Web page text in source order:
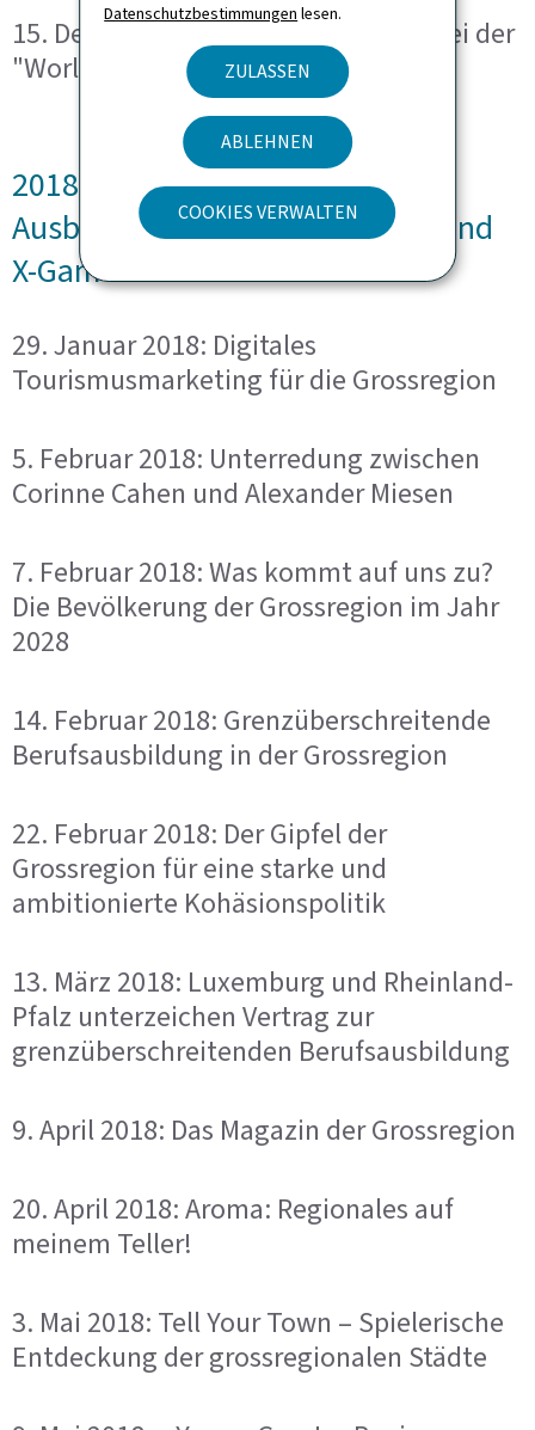
Datenschutzbestimmungen lesen.
ZULASSEN
ABLEHNEN
COOKIES VERWALTEN
15. Dezember 2017: Corinne Cahen bei der
"WorldEfficiency" in Paris
2018: Grenzüberschreitende
Ausbildung, Jugendparlament und
X-Games
29. Januar 2018: Digitales
Tourismusmarketing für die Grossregion
5. Februar 2018: Unterredung zwischen
Corinne Cahen und Alexander Miesen
7. Februar 2018: Was kommt auf uns zu?
Die Bevölkerung der Grossregion im Jahr
2028
14. Februar 2018: Grenzüberschreitende
Berufsausbildung in der Grossregion
22. Februar 2018: Der Gipfel der
Grossregion für eine starke und
ambitionierte Kohäsionspolitik
13. März 2018: Luxemburg und Rheinland-
Pfalz unterzeichen Vertrag zur
grenzüberschreitenden Berufsausbildung
9. April 2018: Das Magazin der Grossregion
20. April 2018: Aroma: Regionales auf
meinem Teller!
3. Mai 2018: Tell Your Town – Spielerische
Entdeckung der grossregionalen Städte